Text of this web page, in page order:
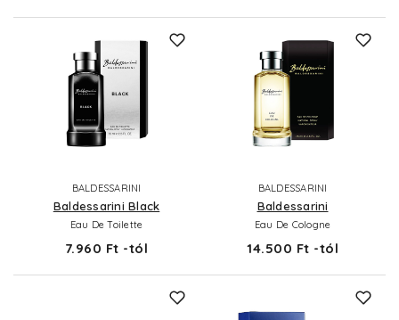
BALDESSARINI
Baldessarini Black
Eau De Toilette
7.960 Ft -tól
BALDESSARINI
Baldessarini
Eau De Cologne
14.500 Ft -tól